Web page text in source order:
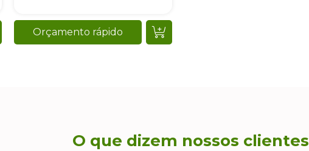
Orçamento rápido
O que dizem nossos clientes